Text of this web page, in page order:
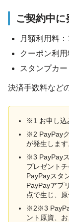
ご契約中に
月額利用料
クーポン利
スタンプカ
決済手数料など
※1 お申し込
※2 PayPay
が発生します
※3 PayPay
プレゼント
PayPayスタ
PayPayアプ
点で生じ、
※2※3
ント原資、